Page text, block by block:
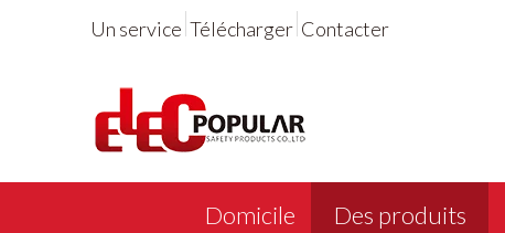
Un service Télécharger Contacter
Domicile Des produits